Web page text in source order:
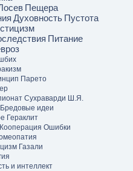
Пещера
Духовность Пустота
Питание
Парето
Сухраварди Ш.Я.
Бредовые идеи
Гераклит
Кооперация Ошибки
Газали
и интеллект